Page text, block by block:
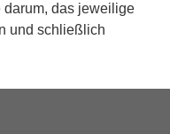
darum, das jeweilige
und schließlich